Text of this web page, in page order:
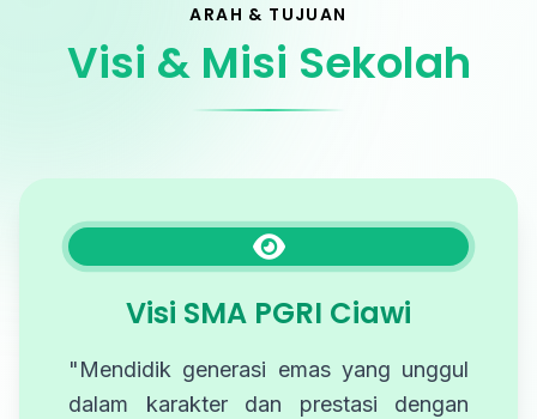
ARAH & TUJUAN
Visi & Misi Sekolah
Visi SMA PGRI Ciawi
"Mendidik generasi emas yang unggul
dalam karakter dan prestasi dengan